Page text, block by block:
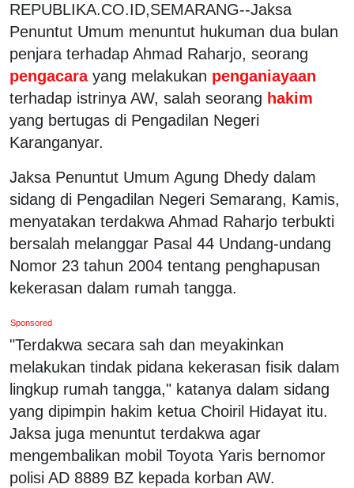
REPUBLIKA.CO.ID,SEMARANG--Jaksa
Penuntut Umum menuntut hukuman dua bulan
penjara terhadap Ahmad Raharjo, seorang
pengacara yang melakukan penganiayaan
terhadap istrinya AW, salah seorang hakim
yang bertugas di Pengadilan Negeri
Karanganyar.
Jaksa Penuntut Umum Agung Dhedy dalam
sidang di Pengadilan Negeri Semarang, Kamis,
menyatakan terdakwa Ahmad Raharjo terbukti
bersalah melanggar Pasal 44 Undang-undang
Nomor 23 tahun 2004 tentang penghapusan
kekerasan dalam rumah tangga.
Sponsored
"Terdakwa secara sah dan meyakinkan
melakukan tindak pidana kekerasan fisik dalam
lingkup rumah tangga," katanya dalam sidang
yang dipimpin hakim ketua Choiril Hidayat itu.
Jaksa juga menuntut terdakwa agar
mengembalikan mobil Toyota Yaris bernomor
polisi AD 8889 BZ kepada korban AW.